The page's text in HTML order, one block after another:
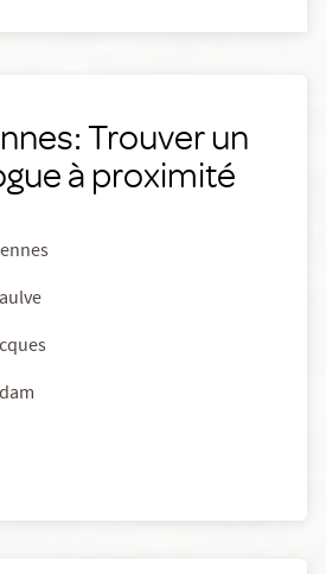
Trouver un
à proximité